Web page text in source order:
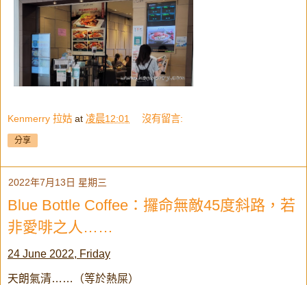
Kenmerry 拉姑 at 凌晨12:01 沒有留言:
分享
2022年7月13日 星期三
Blue Bottle Coffee：攞命無敵45度斜路，若
非愛啡之人……
24 June 2022, Friday
天朗氣清……（等於熱屎）